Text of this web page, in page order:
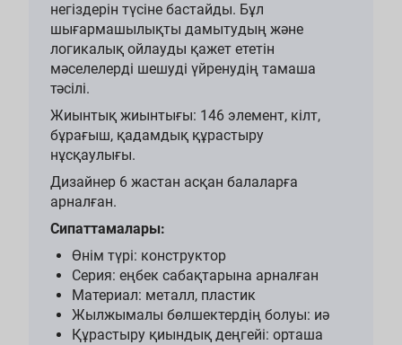
негіздерін түсіне бастайды. Бұл
шығармашылықты дамытудың және
логикалық ойлауды қажет ететін
мәселелерді шешуді үйренудің тамаша
тәсілі.
Жиынтық жиынтығы: 146 элемент, кілт,
бұрағыш, қадамдық құрастыру
нұсқаулығы.
Дизайнер 6 жастан асқан балаларға
арналған.
Сипаттамалары:
Өнім түрі: конструктор
Серия: еңбек сабақтарына арналған
Материал: металл, пластик
Жылжымалы бөлшектердің болуы: иә
Құрастыру қиындық деңгейі: орташа